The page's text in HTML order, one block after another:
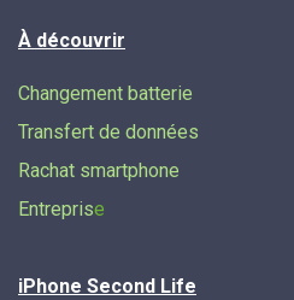
À découvrir
Changement batterie
Transfert de données​
Rachat smartphone
Entreprise
iPhone Second Life